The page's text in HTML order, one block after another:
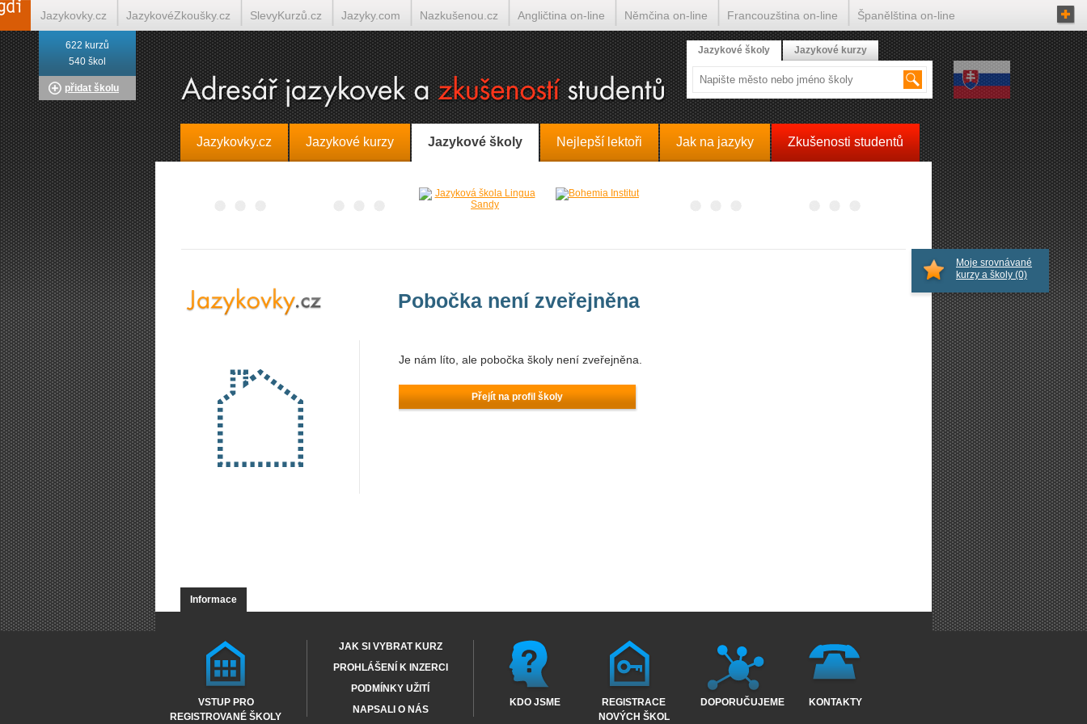
Jazykovky.cz Jazykové kurzy Jazykové školy Nejlepší lektoři Jak na jazyky Zkušenosti studentů
Pobočka není zveřejněna
Je nám líto, ale pobočka školy není zveřejněna.
Přejít na profil školy
Moje srovnávané
kurzy a školy (0)
622 kurzů
540 škol
přidat školu
Jazykové školy Jazykové kurzy
Informace
VSTUP PRO
REGISTROVANÉ ŠKOLY
JAK SI VYBRAT KURZ
PROHLÁŠENÍ K INZERCI
PODMÍNKY UŽITÍ
NAPSALI O NÁS
KDO JSME
REGISTRACE
NOVÝCH ŠKOL
DOPORUČUJEME KONTAKTY
Jazykovky.cz JazykovéZkoušky.cz SlevyKurzů.cz Jazyky.com Nazkušenou.cz Angličtina on-line Němčina on-line Francouzština on-line Španělština on-line
Italština on-line Tlumočení-Překlady.cz Překládá.cz Tlumočí.cz